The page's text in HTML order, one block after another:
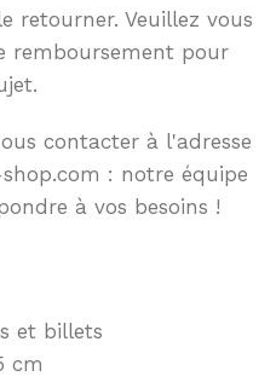
retourner. Veuillez vous
remboursement pour
contacter à l'adresse
: notre équipe
à vos besoins !
et billets
cm